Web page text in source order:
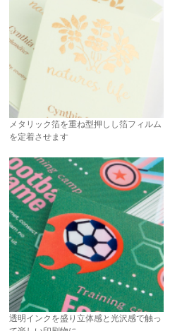
メタリック箔を重ね型押しし箔フィルム
を定着させます
透明インクを盛り立体感と光沢感で触っ